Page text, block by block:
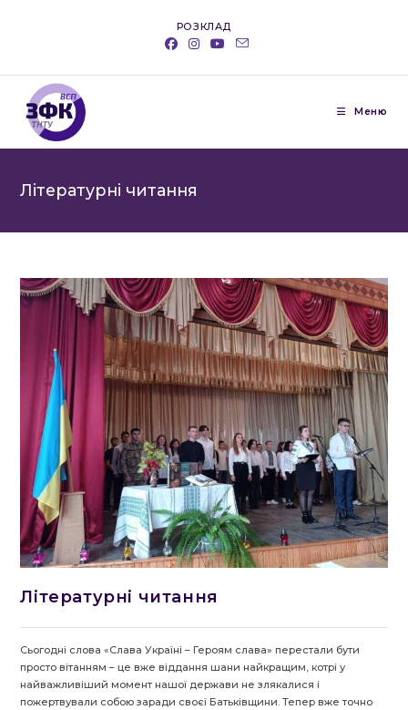
РОЗКЛАД
Меню
Літературні читання
Літературні читання
Сьогодні слова «Слава Україні – Героям слава» перестали бути
просто вітанням – це вже віддання шани найкращим, котрі у
найважливіший момент нашої держави не злякалися і
пожертвували собою заради своєї Батьківщини. Тепер вже точно